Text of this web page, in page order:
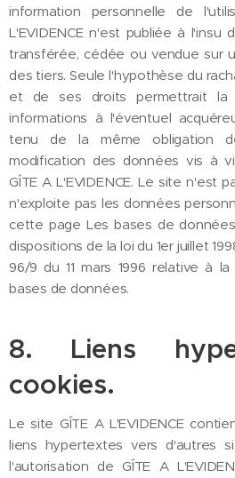
information personnelle de
L'EVIDENCE n'est publiée à l'insu
transférée, cédée ou vendue sur
des tiers. Seule l'hypothèse du
et de ses droits permettrait la
informations à l'éventuel
tenu de la même obligation
modification des données vis à
GÎTE A L'EVIDENCE. Le site n'est
n'exploite pas les données
cette page Les bases de
dispositions de la loi du 1er juillet
96/9 du 11 mars 1996 relative à
bases de données.
8. Liens
cookies.
Le site GÎTE A L'EVIDENCE
liens hypertextes vers d'autres
l'autorisation de GÎTE A